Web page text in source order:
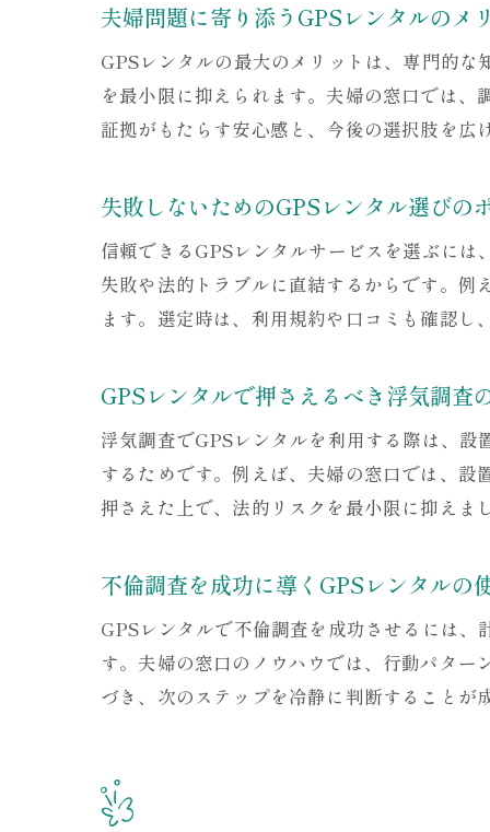
夫婦問題に寄り添うGPSレンタルのメ
GPSレンタルの最大のメリットは、専門的
を最小限に抑えられます。夫婦の窓口では
証拠がもたらす安心感と、今後の選択肢を広
失敗しないためのGPSレンタル選びの
信頼できるGPSレンタルサービスを選ぶに
失敗や法的トラブルに直結するからです。
ます。選定時は、利用規約や口コミも確認し
GPSレンタルで押さえるべき浮気調査
浮気調査でGPSレンタルを利用する際は、
するためです。例えば、夫婦の窓口では、
押さえた上で、法的リスクを最小限に抑えま
不倫調査を成功に導くGPSレンタルの
GPSレンタルで不倫調査を成功させるには
す。夫婦の窓口のノウハウでは、行動パタ
づき、次のステップを冷静に判断することが